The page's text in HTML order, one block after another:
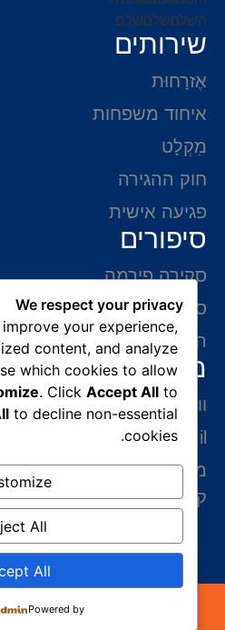
שירותים
אֶזרָחוּת
איחוד משפחות
מִקְלָט
חוק ההגירה
פגיעה אישית
סיפורים
סקירה פירמה
סיפורי הצלחה
המלצות של לקוחות
מידע ליצירת קשר
ווצאפ 054-765-0002
gabriel@benatovlaw.co.il
קניון איילון ליד הרכבת
כל
We respect your privacy
your experience,
content, and analyze
which cookies to allow
. ClickAccept All to
to decline non-essential
cookies.
All
All
Powered by